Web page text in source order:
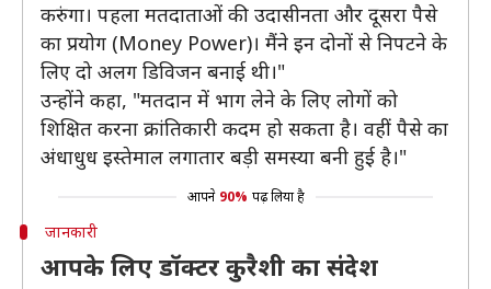
करुंगा। पहला मतदाताओं की उदासीनता और दूसरा पैसे
का प्रयोग (Money Power)। मैंने इन दोनों से निपटने के
लिए दो अलग डिविजन बनाई थी।"
उन्होंने कहा, "मतदान में भाग लेने के लिए लोगों को
शिक्षित करना क्रांतिकारी कदम हो सकता है। वहीं पैसे का
अंधाधुध इस्तेमाल लगातार बड़ी समस्या बनी हुई है।"
आपने 90% पढ़ लिया है
जानकारी
आपके लिए डॉक्टर कुरैशी का संदेश